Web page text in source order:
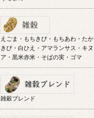
えごま・もちきび・もちあわ・たか
きび・白ひえ・アマランサス・キヌ
ア・黒米赤米・そばの実・ゴマ
雑穀ブレンド